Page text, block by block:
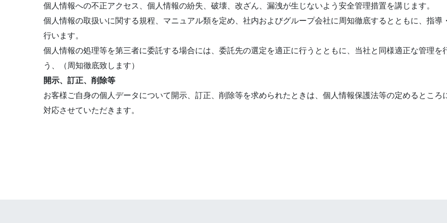
個人情報への不正アクセス、個人情報の紛失、破壊、改ざん、漏洩が生じないよう安全管理措置を講じます。
個人情報の取扱いに関する規程、マニュアル類を定め、社内およびグループ会社に周知徹底するとともに、指導
行います。
個人情報の処理等を第三者に委託する場合には、委託先の選定を適正に行うとともに、当社と同様適正な管理を
う、（周知徹底致します）
開示、訂正、削除等
お客様ご自身の個人データについて開示、訂正、削除等を求められたときは、個人情報保護法等の定めるところ
対応させていただきます。